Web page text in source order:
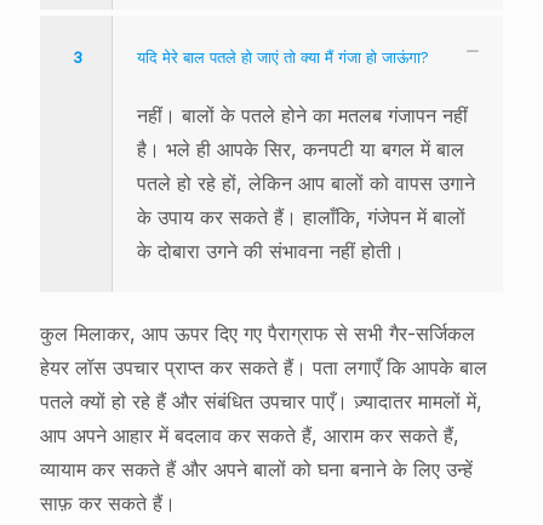
3 यदि मेरे बाल पतले हो जाएं तो क्या मैं गंजा हो जाऊंगा?
नहीं। बालों के पतले होने का मतलब गंजापन नहीं
है। भले ही आपके सिर, कनपटी या बगल में बाल
पतले हो रहे हों, लेकिन आप बालों को वापस उगाने
के उपाय कर सकते हैं। हालाँकि, गंजेपन में बालों
के दोबारा उगने की संभावना नहीं होती।
कुल मिलाकर, आप ऊपर दिए गए पैराग्राफ से सभी गैर-सर्जिकल
हेयर लॉस उपचार प्राप्त कर सकते हैं। पता लगाएँ कि आपके बाल
पतले क्यों हो रहे हैं और संबंधित उपचार पाएँ। ज़्यादातर मामलों में,
आप अपने आहार में बदलाव कर सकते हैं, आराम कर सकते हैं,
व्यायाम कर सकते हैं और अपने बालों को घना बनाने के लिए उन्हें
साफ़ कर सकते हैं।